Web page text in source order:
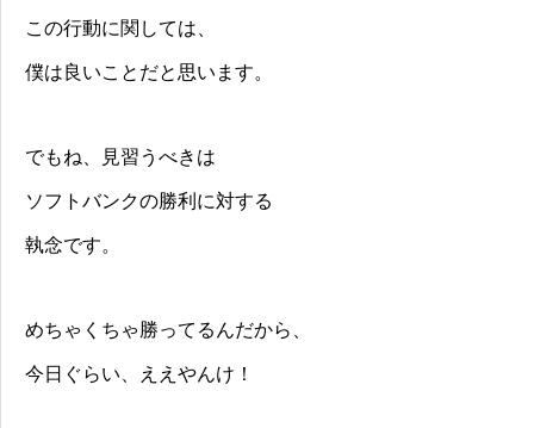
この行動に関しては、
僕は良いことだと思います。
でもね、見習うべきは
ソフトバンクの勝利に対する
執念です。
めちゃくちゃ勝ってるんだから、
今日ぐらい、ええやんけ！